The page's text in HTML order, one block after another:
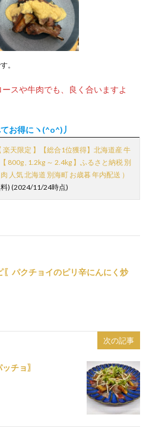
。
スや牛肉でも、良く合いますよ
お得にヽ(^o^)丿
楽天限定 】【総合1位獲得】北海道産 牛
800g , 1.2kg ～ 2.4kg 】ふるさと納税 別
人気 北海道 別海町 お歳暮 年内配送 ）
) (2024/11/24時点)
〖パクチョイのピリ辛にんにく炒
次の記事
チョ〗